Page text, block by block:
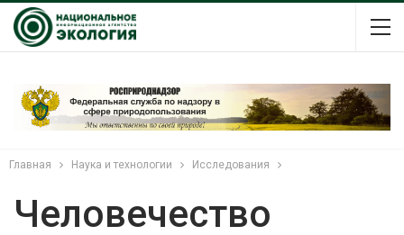
Главная Наука и технологии Исследования
Человечество